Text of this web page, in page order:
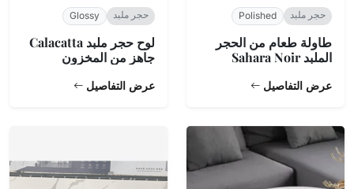
حجر ملبد Polished
طاولة طعام من الحجر
الملبد Sahara Noir
عرض التفاصيل
حجر ملبد Glossy
لوح حجر ملبد Calacatta
جاهز من المخزون
عرض التفاصيل